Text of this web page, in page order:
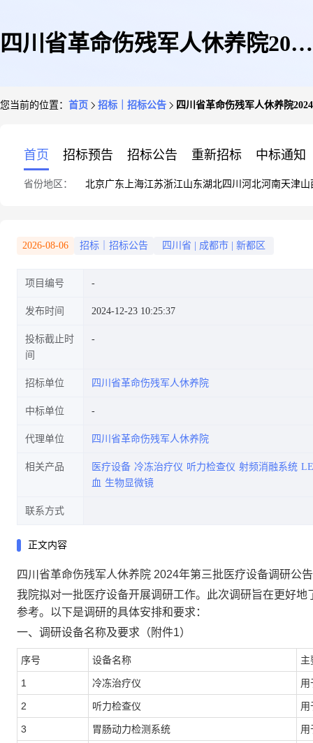
四川省革命伤残军人休养院2024
您当前的位置： 首页 招标｜招标公告 四川省革命伤残军人休养院
首页 招标预告 招标公告 重新招标 中标通知
省份地区： 北京广东 上海江苏浙江山东湖北四川 河北河南天津山
2026-08-06 招标｜招标公告 四川省 成都市 新都区
项目编号
发布时间 2024-12-23 10:25:37
投标截止时
间
招标单位 四川省革命伤残军人休养院
中标单位
代理单位 四川省革命伤残军人休养院
相关产品 医疗设备 冷冻治疗仪 听力检查仪 射频消融系统
血 生物显微镜
联系方式
正文内容
四川省革命伤残军人休养院 2024年第三批医疗设备调研公告
我院拟对一批医疗设备开展调研工作。此次调研旨在更好地
参考。以下是调研的具体安排和要求：
一、调研设备名称及要求（附件1）
序号 设备名称 主
1 冷冻治疗仪 用
2 听力检查仪 用
3 胃肠动力检测系统 用